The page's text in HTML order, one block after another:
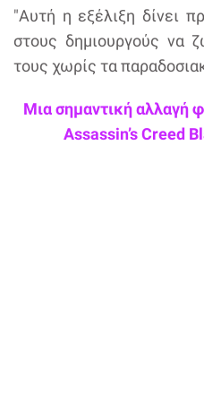
"Αυτή η εξέλιξη δίνει
στους δημιουργούς να
τους χωρίς τα
Μια σημαντική αλλαγή
Assassin’s Creed